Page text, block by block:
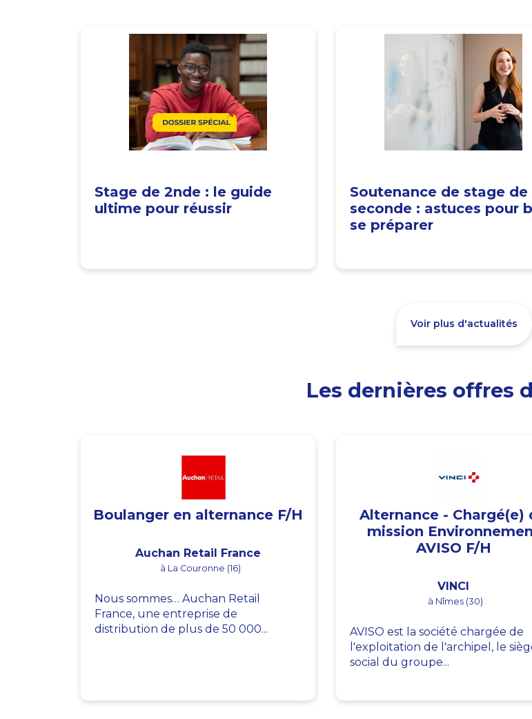
Stage de 2nde : le guide
ultime pour réussir
Soutenance de stage de
seconde : astuces pour
se préparer
Voir plus d'actualités
Les dernières offres
Boulanger en alternance F/H
Auchan Retail France
à La Couronne (16)
Nous sommes… Auchan Retail
France, une entreprise de
distribution de plus de 50 000...
Alternance - Chargé(e)
mission
AVISO F/H
VINCI
à Nîmes (30)
AVISO est la société chargée de
l'exploitation de l'archipel, le
social du groupe...